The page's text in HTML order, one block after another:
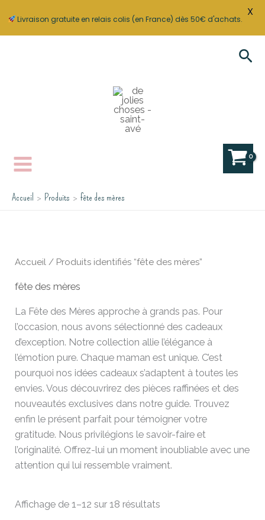
Accueil Produits fête des mères
Accueil / Produits identifiés “fête des mères”
fête des mères
La Fête des Mères approche à grands pas. Pour
l’occasion, nous avons sélectionné des cadeaux
d’exception. Notre collection allie l’élégance à
l’émotion pure. Chaque maman est unique. C’est
pourquoi nos idées cadeaux s’adaptent à toutes les
envies. Vous découvrirez des pièces raffinées et des
nouveautés exclusives dans notre guide. Trouvez
enfin le présent parfait pour témoigner votre
gratitude. Nous privilégions le savoir-faire et
l’originalité. Offrez-lui un moment inoubliable avec une
attention qui lui ressemble vraiment.
Affichage de 1–12 sur 18 résultats
Livraison gratuite en relais colis (en France) dès 50€ d'achats.
X